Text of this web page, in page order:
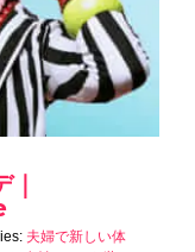
夫婦で新しい体